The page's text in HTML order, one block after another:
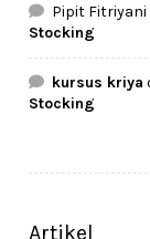
Pipit Fitriyani
Stocking
kursus kriya
Stocking
Artikel